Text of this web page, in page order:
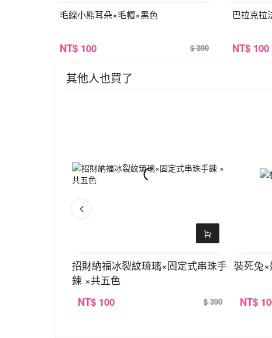
毛線小熊耳朵×毛帽×黑色
NT$ 100 $ 390
巴拉克拉
NT$ 100
其他人也買了
招財納福冰裂紋琉璃×固定式串珠手
鍊 ×共五色
NT$ 100 $ 390
裝死兔
NT$